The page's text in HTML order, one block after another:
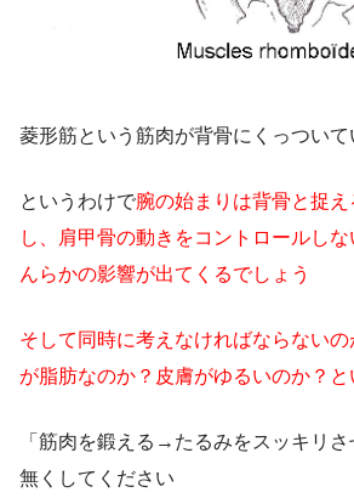
菱形筋という筋肉が背骨にくっついて
というわけで腕の始まりは背骨と捉
し、肩甲骨の動きをコントロールし
んらかの影響が出てくるでしょう
そして同時に考えなければならない
が脂肪なのか？皮膚がゆるいのか？
「筋肉を鍛える→たるみをスッキリ
無くしてください